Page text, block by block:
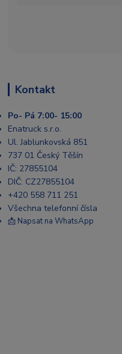
Kontakt
Po- Pá 7:00- 15:00
Enatruck s.r.o.
Ul. Jablunkovská 851
737 01 Český Těšín
IČ: 27855104
DIČ: CZ27855104
+420 558 711 251
Všechna telefonní čísla
📩 Napsat na WhatsApp